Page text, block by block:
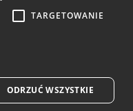
DODAJ DO
KOSZYKA
TARGETOWANIE
ODRZUĆ WSZYSTKIE